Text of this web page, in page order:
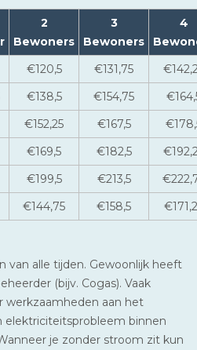
2
Bewoners
3
Bewoners
4
€120,5 €131,75
€138,5 €154,75
€152,25 €167,5
€169,5 €182,5
€199,5 €213,5
€144,75 €158,5
van alle tijden. Gewoonlijk heeft
(bijv. Cogas). Vaak
werkzaamheden aan het
elektriciteitsprobleem binnen
je zonder stroom zit kun